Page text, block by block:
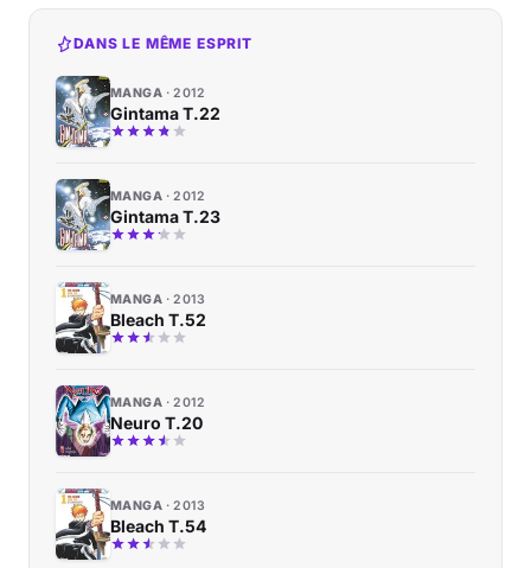
DANS LE MÊME ESPRIT
MANGA 2012
Gintama T.22
MANGA 2012
Gintama T.23
MANGA 2013
Bleach T.52
MANGA 2012
Neuro T.20
MANGA 2013
Bleach T.54